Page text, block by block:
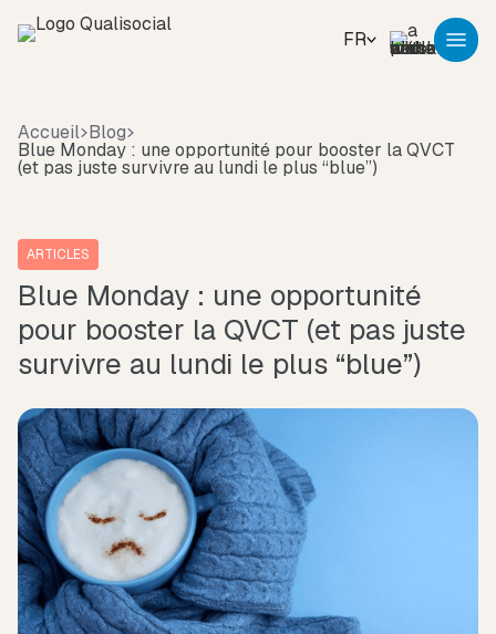
FR
Accueil Blog
Blue Monday : une opportunité pour booster la QVCT
(et pas juste survivre au lundi le plus “blue”)
ARTICLES
Blue Monday : une opportunité
pour booster la QVCT (et pas juste
survivre au lundi le plus “blue”)